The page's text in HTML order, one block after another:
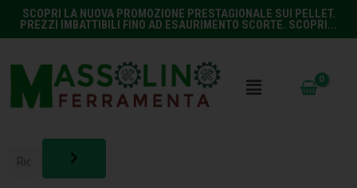
SCOPRI LA NUOVA PROMOZIONE PRESTAGIONALE SUI PELLET.
PREZZI IMBATTIBILI FINO AD ESAURIMENTO SCORTE. SCOPRI...